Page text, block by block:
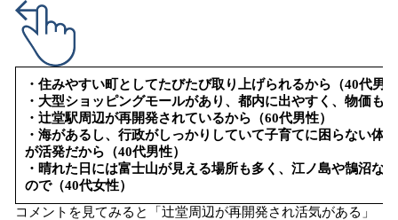
・住みやすい町としてたびたび取り上げられるから（40代男
・大型ショッピングモールがあり、都内に出やすく、物価も
・辻堂駅周辺が再開発されているから（60代男性）
・海があるし、行政がしっかりしていて子育てに困らない体
が活発だから（40代男性）
・晴れた日には富士山が見える場所も多く、江ノ島や鵠沼な
ので（40代女性）
コメントを見てみると「辻堂周辺が再開発され活気がある」